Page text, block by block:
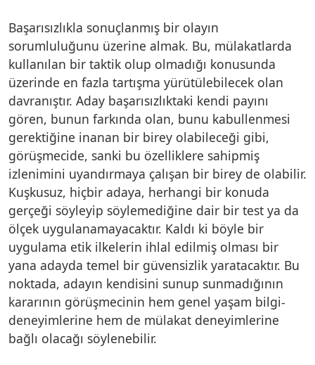
Başarısızlıkla sonuçlanmış bir olayın
sorumluluğunu üzerine almak. Bu, mülakatlarda
kullanılan bir taktik olup olmadığı konusunda
üzerinde en fazla tartışma yürütülebilecek olan
davranıştır. Aday başarısızlıktaki kendi payını
gören, bunun farkında olan, bunu kabullenmesi
gerektiğine inanan bir birey olabileceği gibi,
görüşmecide, sanki bu özelliklere sahipmiş
izlenimini uyandırmaya çalışan bir birey de olabilir.
Kuşkusuz, hiçbir adaya, herhangi bir konuda
gerçeği söyleyip söylemediğine dair bir test ya da
ölçek uygulanamayacaktır. Kaldı ki böyle bir
uygulama etik ilkelerin ihlal edilmiş olması bir
yana adayda temel bir güvensizlik yaratacaktır. Bu
noktada, adayın kendisini sunup sunmadığının
kararının görüşmecinin hem genel yaşam bilgi-
deneyimlerine hem de mülakat deneyimlerine
bağlı olacağı söylenebilir.